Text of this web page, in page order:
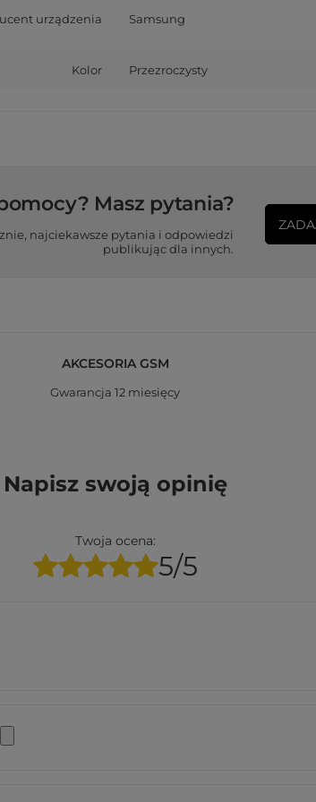
urządzenia Samsung
Kolor Przezroczysty
Masz pytania?
najciekawsze pytania i odpowiedzi
publikując dla innych.
AKCESORIA GSM
Gwarancja 12 miesięcy
Napisz swoją opinię
Twoja ocena:
5/5